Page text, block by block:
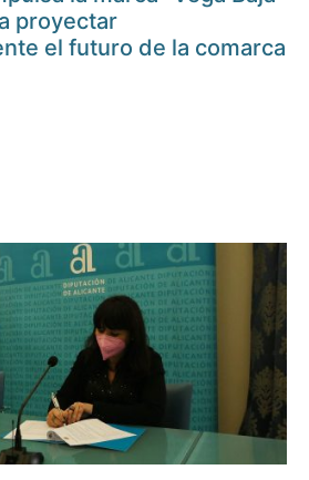
proyectar
el futuro de la comarca